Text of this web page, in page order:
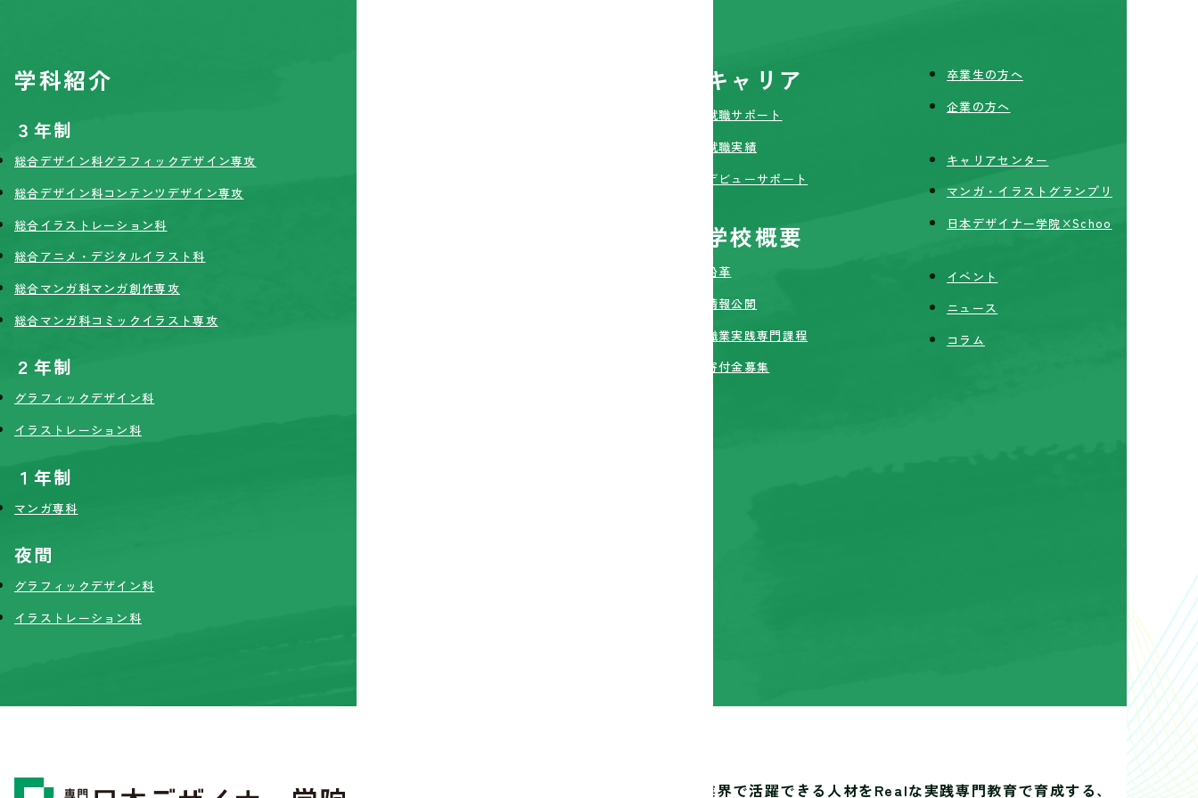
学科紹介
３年制
総合デザイン科グラフィックデザイン専攻
総合デザイン科コンテンツデザイン専攻
総合イラストレーション科
総合アニメ・デジタルイラスト科
総合マンガ科マンガ創作専攻
総合マンガ科コミックイラスト専攻
２年制
グラフィックデザイン科
イラストレーション科
１年制
マンガ専科
夜間
グラフィックデザイン科
イラストレーション科
キャリア
就職サポート
就職実績
デビューサポート
学校概要
沿革
情報公開
職業実践専門課程
寄付金募集
卒業生の方へ
企業の方へ
キャリアセンター
マンガ・イラストグランプリ
日本デザイナー学院×Schoo
イベント
ニュース
コラム
デザイン業界で活躍できる人材をRealな実践専門教育で育成する、